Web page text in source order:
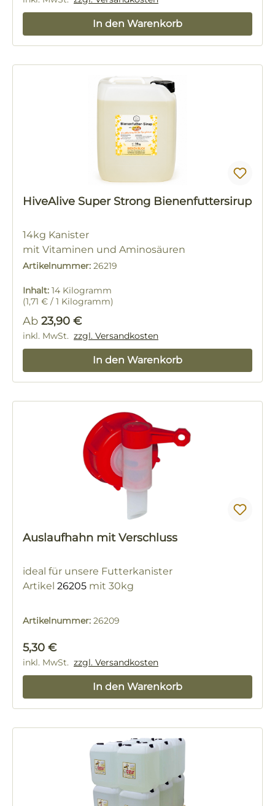
In den Warenkorb
HiveAlive Super Strong Bienenfuttersirup
14kg Kanister
mit Vitaminen und Aminosäuren
Artikelnummer: 26219
Inhalt: 14 Kilogramm
(1,71 € / 1 Kilogramm)
Regulärer Preis:
Ab 23,90 €
inkl. MwSt. zzgl. Versandkosten
In den Warenkorb
Auslaufhahn mit Verschluss
ideal für unsere Futterkanister
Artikel 26205 mit 30kg
Artikelnummer: 26209
Regulärer Preis:
5,30 €
inkl. MwSt. zzgl. Versandkosten
In den Warenkorb